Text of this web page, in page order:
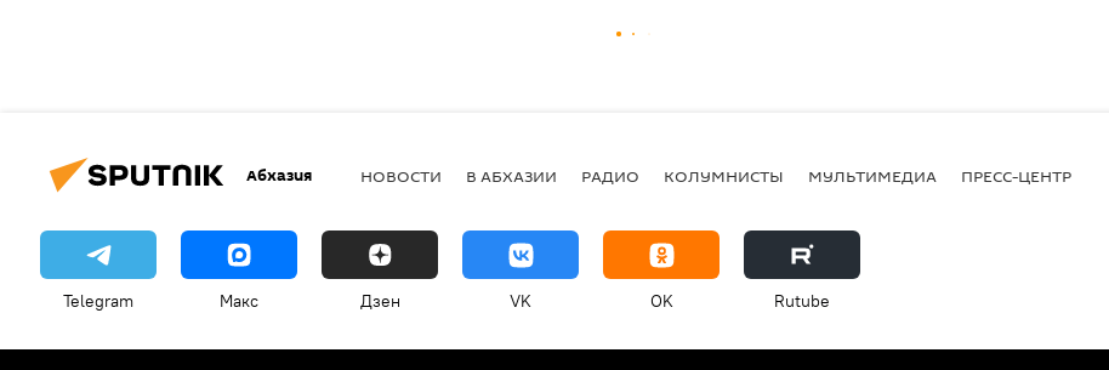
Абхазия НОВОСТИ В АБХАЗИИ РАДИО КОЛУМНИСТЫ МУЛЬТИМЕДИА ПРЕСС-ЦЕНТР
Telegram Макс Дзен VK OK Rutube